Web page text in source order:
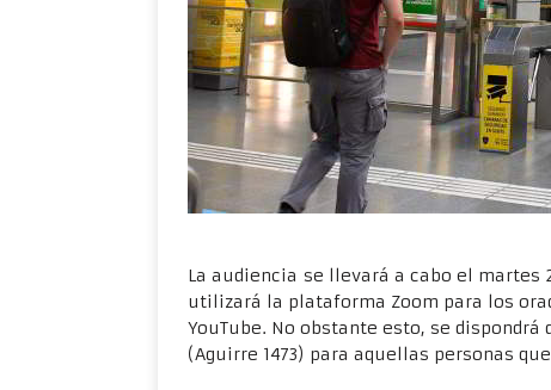
La audiencia se llevará a cabo el martes
utilizará la plataforma Zoom para los
YouTube. No obstante esto, se dispondrá
(Aguirre 1473) para aquellas personas